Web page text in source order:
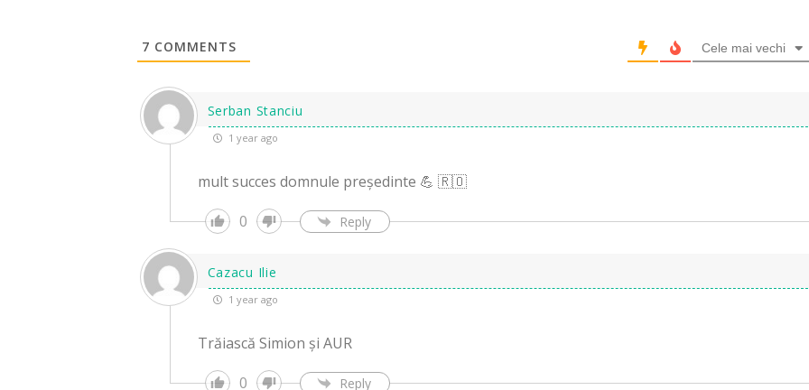
7 COMMENTS Cele mai vechi
Serban Stanciu
1 year ago
mult succes domnule președinte 💪 🇷🇴
0
Reply
Cazacu Ilie
1 year ago
Trăiască Simion și AUR
0
Reply